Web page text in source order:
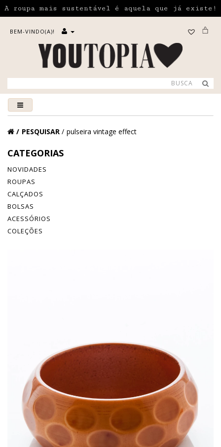
A roupa mais sustentável é aquela que já existe!
BEM-VINDO(A)!
PESQUISAR pulseira vintage effect
CATEGORIAS
NOVIDADES
ROUPAS
CALÇADOS
BOLSAS
ACESSÓRIOS
COLEÇÕES